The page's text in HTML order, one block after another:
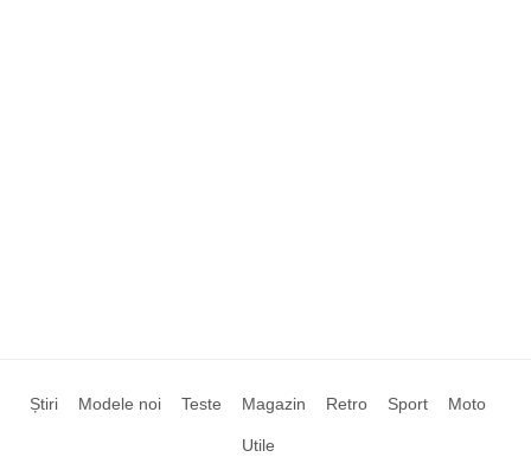
Știri Modele noi Teste Magazin Retro Sport Moto
Utile